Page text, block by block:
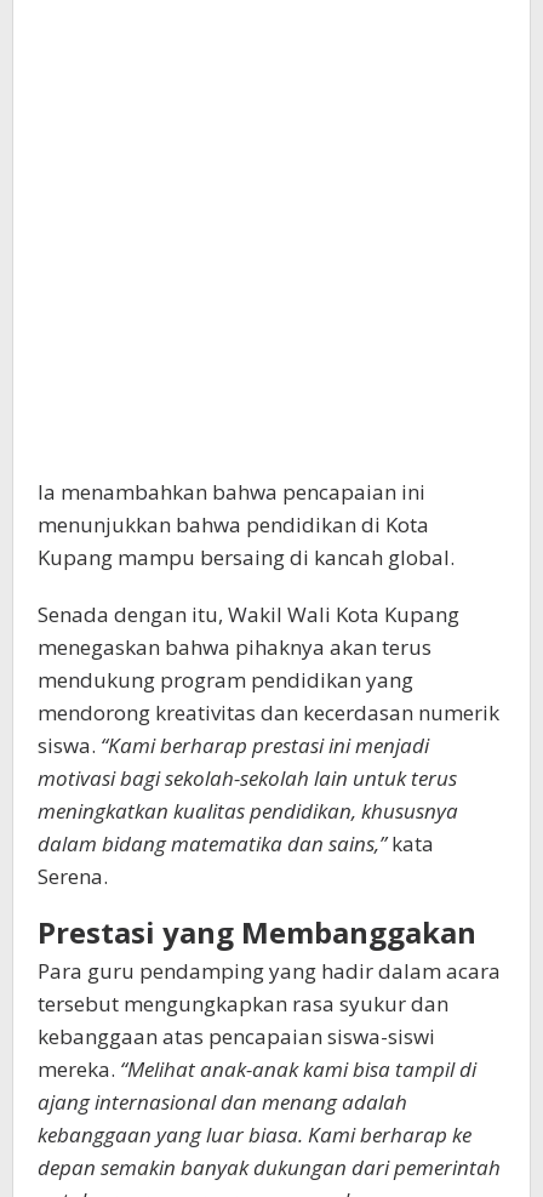
Ia menambahkan bahwa pencapaian ini
menunjukkan bahwa pendidikan di Kota
Kupang mampu bersaing di kancah global.
Senada dengan itu, Wakil Wali Kota Kupang
menegaskan bahwa pihaknya akan terus
mendukung program pendidikan yang
mendorong kreativitas dan kecerdasan numerik
siswa. “Kami berharap prestasi ini menjadi
motivasi bagi sekolah-sekolah lain untuk terus
meningkatkan kualitas pendidikan, khususnya
dalam bidang matematika dan sains,”kata
Serena.
Prestasi yang Membanggakan
Para guru pendamping yang hadir dalam acara
tersebut mengungkapkan rasa syukur dan
kebanggaan atas pencapaian siswa-siswi
mereka. “Melihat anak-anak kami bisa tampil di
ajang internasional dan menang adalah
kebanggaan yang luar biasa. Kami berharap ke
depan semakin banyak dukungan dari pemerintah